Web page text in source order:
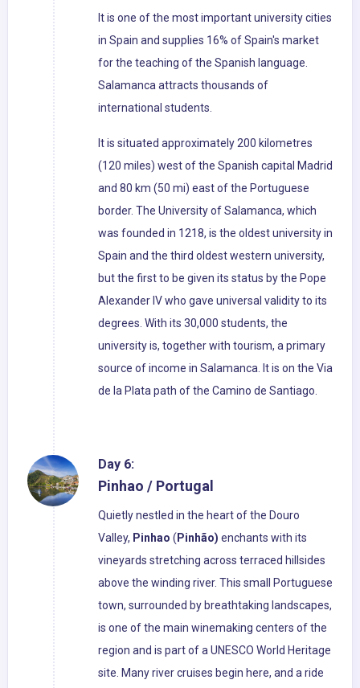
It is one of the most important university cities
in Spain and supplies 16% of Spain's market
for the teaching of the Spanish language.
Salamanca attracts thousands of
international students.
It is situated approximately 200 kilometres
(120 miles) west of the Spanish capital Madrid
and 80 km (50 mi) east of the Portuguese
border. The University of Salamanca, which
was founded in 1218, is the oldest university in
Spain and the third oldest western university,
but the first to be given its status by the Pope
Alexander IV who gave universal validity to its
degrees. With its 30,000 students, the
university is, together with tourism, a primary
source of income in Salamanca. It is on the Via
de la Plata path of the Camino de Santiago.
Day 6:
Pinhao / Portugal
Quietly nestled in the heart of the Douro
Valley, Pinhao ( Pinhão) enchants with its
vineyards stretching across terraced hillsides
above the winding river. This small Portuguese
town, surrounded by breathtaking landscapes,
is one of the main winemaking centers of the
region and is part of a UNESCO World Heritage
site. Many river cruises begin here, and a ride